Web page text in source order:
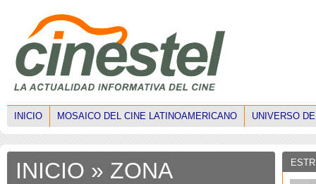
INICIO MOSAICO DEL CINE LATINOAMERICANO UNIVERSO
INICIO » ZONA